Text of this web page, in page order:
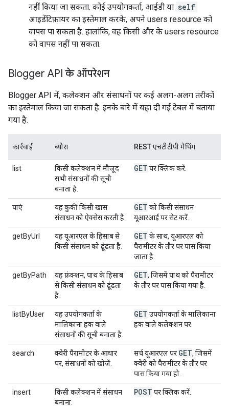
नहीं किया जा सकता. कोई उपयोगकर्ता, आईडी या self
आइडेंटिफ़ायर का इस्तेमाल करके, अपने users resource को
वापस पा सकता है. हालांकि, वह किसी और के users resource
को वापस नहीं पा सकता.
Blogger API के ऑपरेशन
Blogger API में, कलेक्शन और संसाधनों पर कई अलग-अलग तरीकों
का इस्तेमाल किया जा सकता है. इनके बारे में यहां दी गई टेबल में बताया
गया है.
कार्रवाई ब्यौरा REST एचटीटीपी मैपिंग
list
किसी कलेक्शन में मौजूद
सभी संसाधनों की सूची
बनाता है.
GET पर क्लिक करें.
पाएं
यह कुकी किसी खास
संसाधन को ऐक्सेस करती है.
GET को किसी संसाधन
यूआरआई पर सेट करें.
getByUrl
यह यूआरएल के हिसाब से
किसी संसाधन को ढूंढता है.
GET के साथ, यूआरएल को
पैरामीटर के तौर पर पास किया
जाता है.
getByPath
यह फ़ंक्शन, पाथ के हिसाब
से किसी संसाधन को ढूंढता
है.
GET, जिसमें पाथ को पैरामीटर
के तौर पर पास किया गया है.
listByUser
यह उपयोगकर्ता के
मालिकाना हक वाले
संसाधनों की सूची बनाता है.
GET उपयोगकर्ता के मालिकाना
हक वाले कलेक्शन पर.
search
क्वेरी पैरामीटर के आधार
पर, संसाधनों को खोजें.
सर्च यूआरएल पर GET, जिसमें
क्वेरी को पैरामीटर के तौर पर
पास किया गया हो.
insert
किसी कलेक्शन में संसाधन
बनाना.
POST पर क्लिक करें.